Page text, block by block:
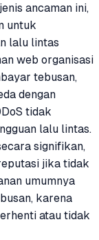
ancaman ini,
untuk
lalu lintas
web organisasi
tebusan,
dengan
tidak
lalu lintas.
signifikan,
jika tidak
umumnya
karena
atau tidak